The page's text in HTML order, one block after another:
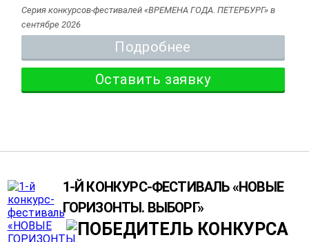
Серия конкурсов-фестивалей «ВРЕМЕНА ГОДА. ПЕТЕРБУРГ» в
сентябре 2026
Подробнее
Оставить заявку
1-Й КОНКУРС-ФЕСТИВАЛЬ «НОВЫЕ
ГОРИЗОНТЫ. ВЫБОРГ»